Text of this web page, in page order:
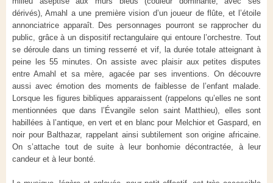
dérivés), Amahl a une première vision d’un joueur de flûte, et l’étoile
annonciatrice apparaît. Des personnages pourront se rapprocher du
public, grâce à un dispositif rectangulaire qui entoure l’orchestre. Tout
se déroule dans un timing resserré et vif, la durée totale atteignant à
peine les 55 minutes. On assiste avec plaisir aux petites disputes
entre Amahl et sa mère, agacée par ses inventions. On découvre
aussi avec émotion des moments de faiblesse de l’enfant malade.
Lorsque les figures bibliques apparaissent (rappelons qu’elles ne sont
mentionnées que dans l’Évangile selon saint Matthieu), elles sont
habillées à l’antique, en vert et en blanc pour Melchior et Gaspard, en
noir pour Balthazar, rappelant ainsi subtilement son origine africaine.
On s’attache tout de suite à leur bonhomie décontractée, à leur
candeur et à leur bonté.